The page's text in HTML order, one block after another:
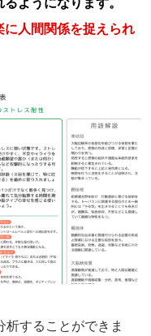
人間関係を捉えられ
することができま